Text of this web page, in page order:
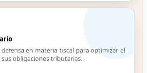
en materia fiscal para optimizar el
obligaciones tributarias.